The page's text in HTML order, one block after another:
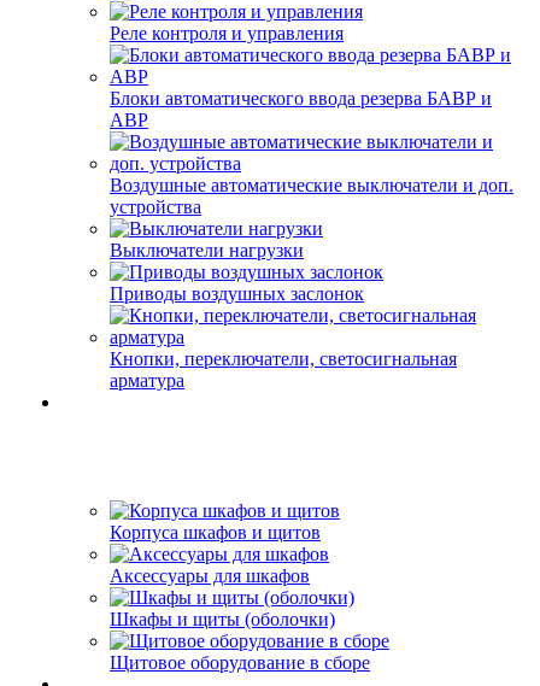
Реле контроля и управления
Блоки автоматического ввода резерва БАВР и
АВР
Воздушные автоматические выключатели и доп.
устройства
Выключатели нагрузки
Приводы воздушных заслонок
Кнопки, переключатели, светосигнальная
арматура
Корпуса шкафов и щитов
Аксессуары для шкафов
Шкафы и щиты (оболочки)
Щитовое оборудование в сборе